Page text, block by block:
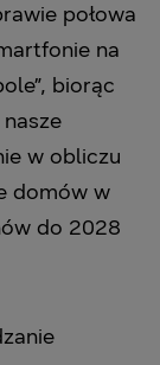
połowa
na
biorąc
w obliczu
domów w
do 2028